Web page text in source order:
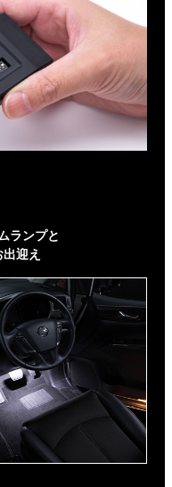
ランプと
迎え